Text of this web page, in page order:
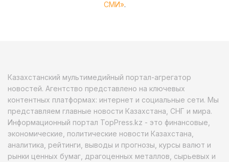
СМИ».
Казахстанский мультимедийный портал-агрегатор
новостей. Агентство представлено на ключевых
контентных платформах: интернет и социальные сети. Мы
представляем главные новости Казахстана, СНГ и мира.
Информационный портал TopPress.kz - это финансовые,
экономические, политические новости Казахстана,
аналитика, рейтинги, выводы и прогнозы, курсы валют и
рынки ценных бумаг, драгоценных металлов, сырьевых и